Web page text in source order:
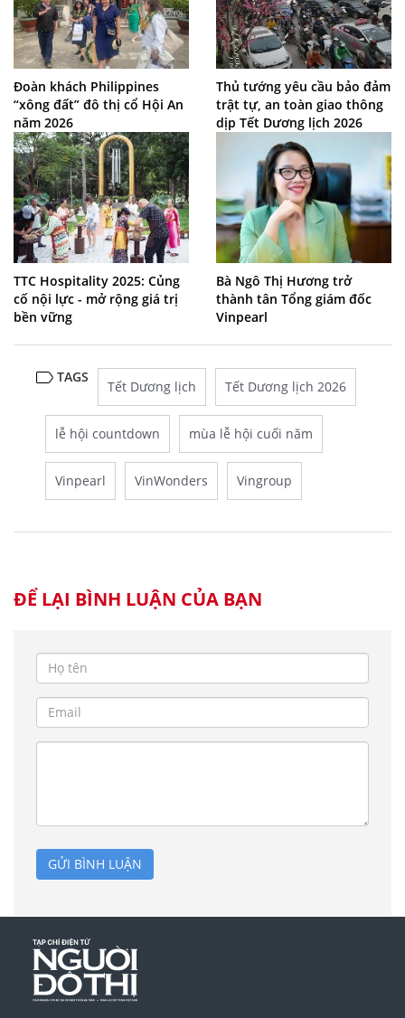
Đoàn khách Philippines
“xông đất” đô thị cổ Hội An
năm 2026
Thủ tướng yêu cầu bảo đảm
trật tự, an toàn giao thông
dịp Tết Dương lịch 2026
TTC Hospitality 2025: Củng
cố nội lực - mở rộng giá trị
bền vững
Bà Ngô Thị Hương trở
thành tân Tổng giám đốc
Vinpearl
TAGS
Tết Dương lịch Tết Dương lịch 2026
lễ hội countdown mùa lễ hội cuối năm
Vinpearl VinWonders Vingroup
ĐỂ LẠI BÌNH LUẬN CỦA BẠN
GỬI BÌNH LUẬN